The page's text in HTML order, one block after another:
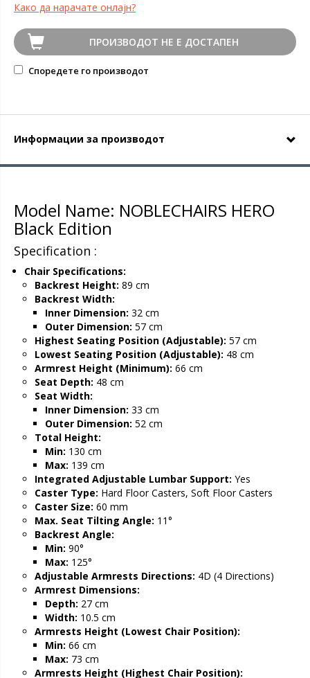
Како да нарачате онлајн?
ПРОИЗВОДОТ НЕ Е ДОСТАПЕН
Споредете го производот
Информации за производот
Model Name: NOBLECHAIRS HERO
Black Edition
Specification :
Chair Specifications:
Backrest Height: 89 cm
Backrest Width:
Inner Dimension: 32 cm
Outer Dimension: 57 cm
Highest Seating Position (Adjustable): 57 cm
Lowest Seating Position (Adjustable): 48 cm
Armrest Height (Minimum): 66 cm
Seat Depth: 48 cm
Seat Width:
Inner Dimension: 33 cm
Outer Dimension: 52 cm
Total Height:
Min: 130 cm
Max: 139 cm
Integrated Adjustable Lumbar Support: Yes
Caster Type: Hard Floor Casters, Soft Floor Casters
Caster Size: 60 mm
Max. Seat Tilting Angle: 11°
Backrest Angle:
Min: 90°
Max: 125°
Adjustable Armrests Directions: 4D (4 Directions)
Armrest Dimensions:
Depth: 27 cm
Width: 10.5 cm
Armrests Height (Lowest Chair Position):
Min: 66 cm
Max: 73 cm
Armrests Height (Highest Chair Position):